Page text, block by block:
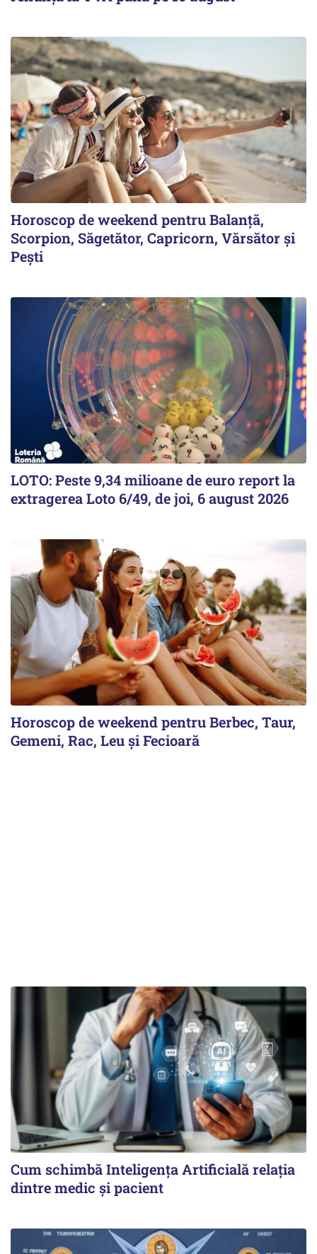
Horoscop de weekend pentru Balanță,
Scorpion, Săgetător, Capricorn, Vărsător și
Pești
LOTO: Peste 9,34 milioane de euro report la
extragerea Loto 6/49, de joi, 6 august 2026
Horoscop de weekend pentru Berbec, Taur,
Gemeni, Rac, Leu și Fecioară
Cum schimbă Inteligența Artificială relația
dintre medic și pacient